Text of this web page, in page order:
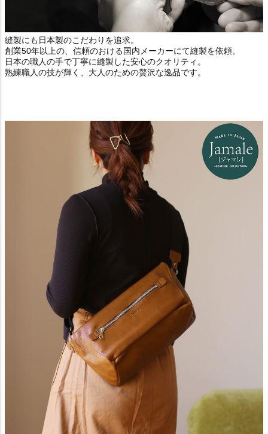
縫製にも日本製のこだわりを追求。
創業50年以上の、信頼のおける国内メーカーにて縫製を依頼。
日本の職人の手で丁寧に縫製した安心のクオリティ。
熟練職人の技が輝く、大人のための贅沢な逸品です。